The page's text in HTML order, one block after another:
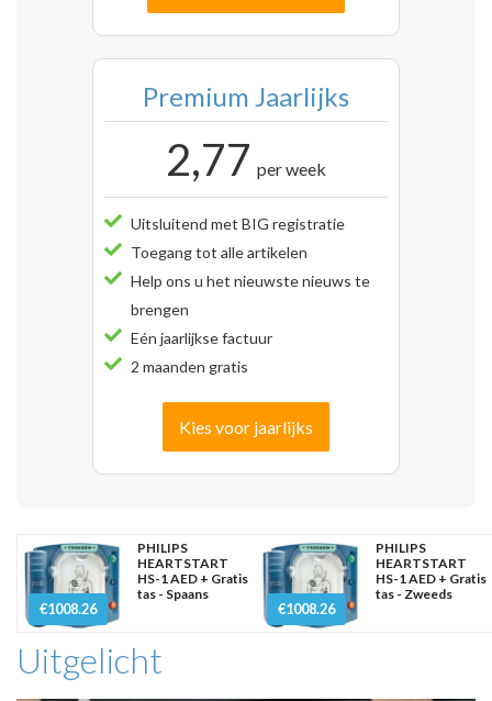
Premium Jaarlijks
2,77 per week
Uitsluitend met BIG registratie
Toegang tot alle artikelen
Help ons u het nieuwste nieuws te
brengen
Eén jaarlijkse factuur
2 maanden gratis
Kies voor jaarlijks
€1008.26
PHILIPS
HEARTSTART
HS-1 AED + Gratis
tas - Spaans
€1008.26
PHILIPS
HEARTSTART
HS-1 AED + Gratis
tas - Zweeds
Uitgelicht